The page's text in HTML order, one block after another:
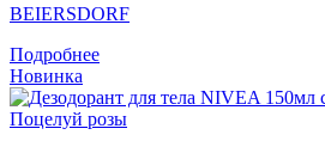
BEIERSDORF
Подробнее
Новинка